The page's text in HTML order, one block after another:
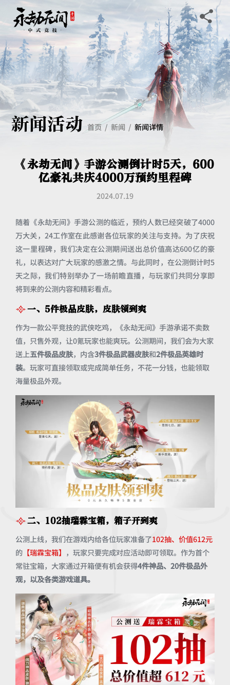
新闻活动 首页 新闻 新闻详情
《永劫无间》手游公测倒计时5天，600
亿豪礼共庆4000万预约里程碑
2024.07.19
随着《永劫无间》手游公测的临近，预约人数已经突破了4000
万大关，24工作室在此感谢各位玩家的关注与支持。为了庆祝
这一里程碑，我们决定在公测期间送出总价值高达600亿的豪
礼，以表达对广大玩家的感激之情。与此同时，在公测倒计时5
天之际，我们特别举办了一场前瞻直播，与玩家们共同分享即
将到来的公测内容和精彩看点。
一、5件极品皮肤，皮肤领到爽
作为一款公平竞技的武侠吃鸡，《永劫无间》手游承诺不卖数
值，只售外观，让0氪玩家也能爽玩。公测期间，我们会为大家
送上五件极品皮肤，内含3件极品武器皮肤和2件极品英雄时
装。玩家可直接领取或完成简单任务，不花一分钱，也能领取
海量极品外观。
二、102抽瑞霖宝箱，箱子开到爽
公测上线，我们在游戏内给各位玩家准备了102抽、价值612元
的【瑞霖宝箱】
，玩家只要完成对应活动即可领取。作为首个
常驻宝箱，大家通过开箱便有机会获得4件神品、20件极品外
观，以及各类游戏道具。